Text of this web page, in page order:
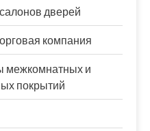
дверей
компания
межкомнатных и
покрытий